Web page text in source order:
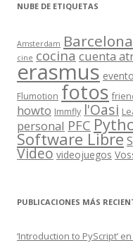
NUBE DE ETIQUETAS
Amsterdam Barcelona
cine cocinacuenta
erasmus
Flumotion fotos
howto Immfly l'Oasi
personal PFC
Software Libre
Video videojuegos
PUBLICACIONES MÁS
‘Introduction to PyScript’